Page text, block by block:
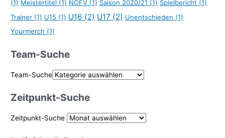
(1) Meistertitel (1) NÖFV (1) Saison 2020/21 (1) Spielbericht (1)
Trainer (1) U15 (1) U16 (2) U17 (2) Unentschieden (1)
Yourmerch (1)
Team-Suche
Team-Suche
Zeitpunkt-Suche
Zeitpunkt-Suche